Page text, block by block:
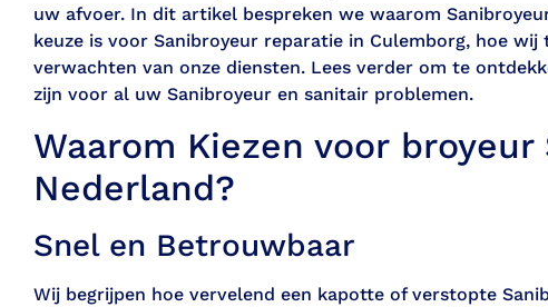
uw afvoer. In dit artikel bespreken we waarom
keuze is voor Sanibroyeur reparatie in Culemborg, hoe
verwachten van onze diensten. Lees verder om te
zijn voor al uw Sanibroyeur en sanitair problemen.
Waarom Kiezen voor broyeur
Nederland?
Snel en Betrouwbaar
Wij begrijpen hoe vervelend een kapotte of verstopte